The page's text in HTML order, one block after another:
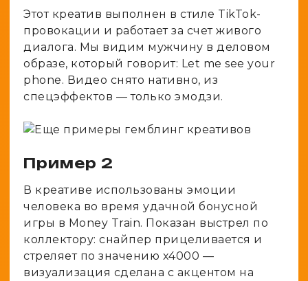
Этот креатив выполнен в стиле TikTok-
провокации и работает за счет живого
диалога. Мы видим мужчину в деловом
образе, который говорит: Let me see your
phone. Видео снято нативно, из
спецэффектов — только эмодзи.
Пример 2
В креативе использованы эмоции
человека во время удачной бонусной
игры в Money Train. Показан выстрел по
коллектору: снайпер прицеливается и
стреляет по значению x4000 —
визуализация сделана с акцентом на